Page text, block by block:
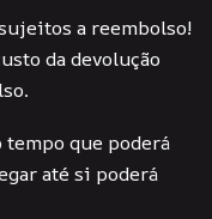
a reembolso!
da devolução
tempo que poderá
até si poderá